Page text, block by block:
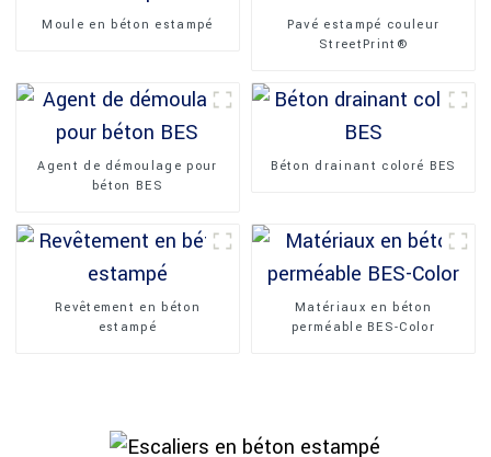
Moule en béton estampé
Pavé estampé couleur
StreetPrint®
Agent de démoulage pour
béton BES
Béton drainant coloré BES
Revêtement en béton
estampé
Matériaux en béton
perméable BES-Color